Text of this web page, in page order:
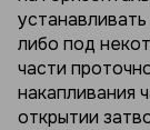
либо под
части
накапливания
открытии